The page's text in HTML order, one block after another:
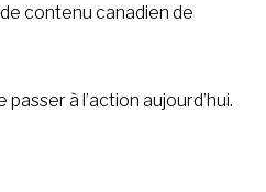
contenu canadien de
à l’action aujourd’hui.